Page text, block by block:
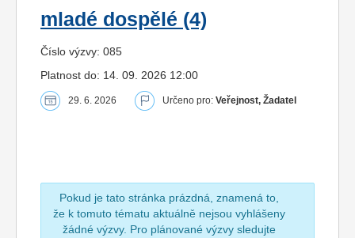
mladé dospělé (4)
Číslo výzvy: 085
Platnost do: 14. 09. 2026 12:00
29. 6. 2026 Určeno pro: Veřejnost, Žadatel
Pokud je tato stránka prázdná, znamená to,
že k tomuto tématu aktuálně nejsou vyhlášeny
žádné výzvy. Pro plánované výzvy sledujte